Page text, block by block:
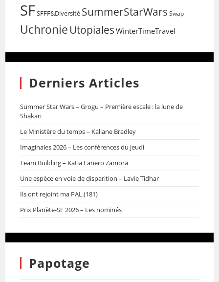
SFSFFF&Diversité SummerStarWars Swap
Uchronie Utopiales WinterTimeTravel
Derniers Articles
Summer Star Wars – Grogu – Première escale : la lune de
Shakari
Le Ministère du temps – Kaliane Bradley
Imaginales 2026 – Les conférences du jeudi
Team Building – Katia Lanero Zamora
Une espèce en voie de disparition – Lavie Tidhar
Ils ont rejoint ma PAL (181)
Prix Planète-SF 2026 – Les nominés
Papotage